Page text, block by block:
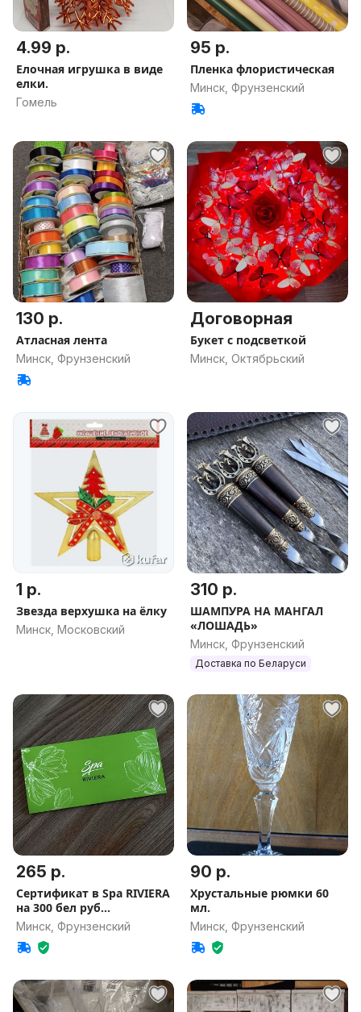
4.99 р.
Елочная игрушка в виде
елки.
Гомель
95 р.
Пленка флористическая
Минск, Фрунзенский
130 р.
Атласная лента
Минск, Фрунзенский
Договорная
Букет с подсветкой
Минск, Октябрьский
1 р.
Звезда верхушка на ёлку
Минск, Московский
310 р.
ШАМПУРА НА МАНГАЛ
«ЛОШАДЬ»
Минск, Фрунзенский
Доставка по Беларуси
265 р.
Сертификат в Spa RIVIERA
на 300 бел руб
Безимянный
Минск, Фрунзенский
90 р.
Хрустальные рюмки 60
мл.
Минск, Фрунзенский